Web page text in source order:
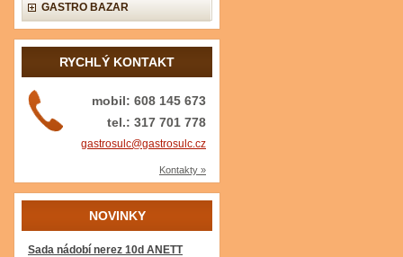
GASTRO BAZAR
RYCHLÝ KONTAKT
mobil: 608 145 673
tel.: 317 701 778
gastrosulc@gastrosulc.cz
Kontakty »
NOVINKY
Sada nádobí nerez 10d ANETT